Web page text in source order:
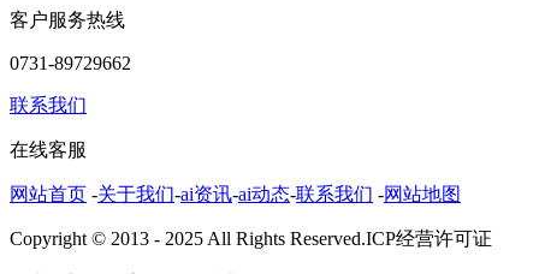
客户服务热线
0731-89729662
联系我们
在线客服
网站首页 -关于我们-ai资讯-ai动态-联系我们 -网站地图
Copyright © 2013 - 2025 All Rights Reserved.ICP经营许可证